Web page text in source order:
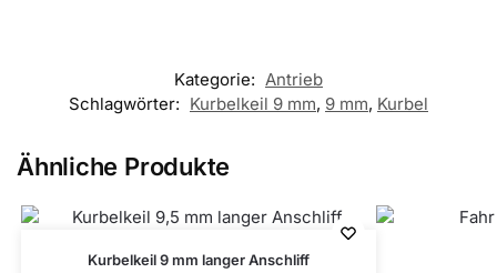
Kategorie: Antrieb
Schlagwörter: Kurbelkeil 9 mm, 9 mm, Kurbel
Ähnliche Produkte
Kurbelkeil 9 mm langer Anschliff